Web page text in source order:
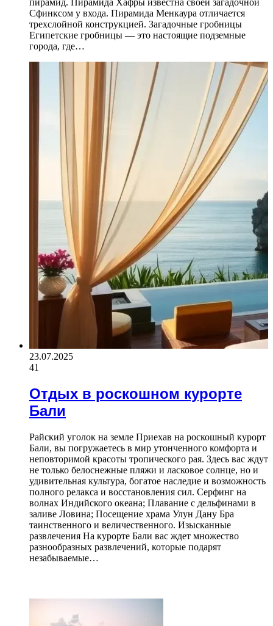
пирамид. Пирамида Хафры известна своей загадочной
Сфинксом у входа. Пирамида Менкаура отличается
трехслойной конструкцией. Загадочные гробницы
Египетские гробницы — это настоящие подземные
города, где…
23.07.2025
41
Отдых в роскошном курорте
Бали
Райский уголок на земле Приехав на роскошный курорт
Бали, вы погружаетесь в мир утонченного комфорта и
неповторимой красоты тропического рая. Здесь вас ждут
не только белоснежные пляжи и ласковое солнце, но и
удивительная культура, богатое наследие и возможность
полного релакса и восстановления сил. Серфинг на
волнах Индийского океана; Плавание с дельфинами в
заливе Ловина; Посещение храма Улун Дану Бра
таинственного и величественного. Изысканные
развлечения На курорте Бали вас ждет множество
разнообразных развлечений, которые подарят
незабываемые…